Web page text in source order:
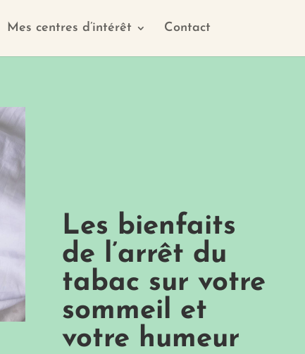
Mes centres d’intérêt Contact
Les bienfaits
de l’arrêt du
tabac sur votre
sommeil et
votre humeur